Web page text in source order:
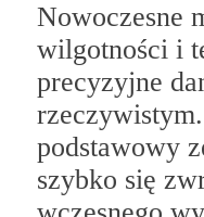
Nowoczesne
wilgotności i
precyzyjne
podstawowy
szybko się